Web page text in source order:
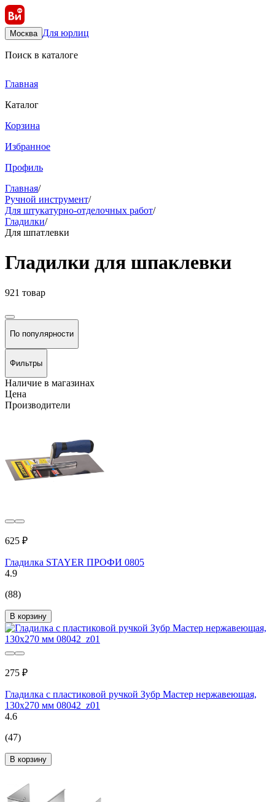
Москва Для юрлиц
Поиск в каталоге
Главная
Каталог
Корзина
Избранное
Профиль
Главная/
Ручной инструмент/
Для штукатурно-отделочных работ/
Гладилки/
Для шпатлевки
Гладилки для шпаклевки
921 товар
По популярности
Фильтры
Наличие в магазинах
Цена
Производители
625 ₽
Гладилка STAYER ПРОФИ 0805
4.9
(88)
В корзину
275 ₽
Гладилка с пластиковой ручкой Зубр Мастер нержавеющая,
130х270 мм 08042_z01
4.6
(47)
В корзину